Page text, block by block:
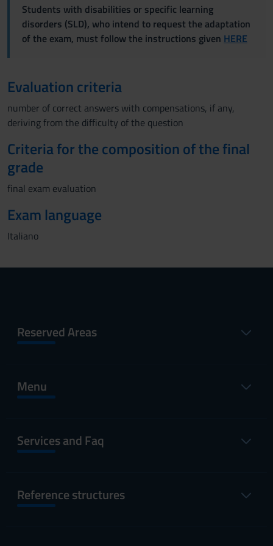
Students with disabilities or specific learning
disorders (SLD), who intend to request the adaptation
of the exam, must follow the instructions given HERE
Evaluation criteria
number of correct answers with compensations, if any,
deriving from the difficulty of the question
Criteria for the composition of the final
grade
final exam evaluation
Exam language
Italiano
Reserved Areas
Menu
Services and Faq
Reference structures